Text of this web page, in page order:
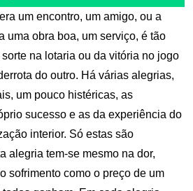
um encontro, um amigo, ou a
uma obra boa, um serviço, é tão
na lotaria ou da vitória no jogo
do outro. Há várias alegrias,
um pouco histéricas, as
sucesso e as da experiência do
interior. Só estas são
alegria tem-se mesmo na dor,
sofrimento como o preço de um